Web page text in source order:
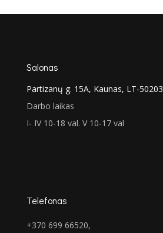
€194.00.€102.00.
Salonas
Partizanų g. 15A, Kaunas, LT-50203
Darbo laikas
I- IV 10-18 val. V 10-17 val
Telefonas
+370 699 66520,